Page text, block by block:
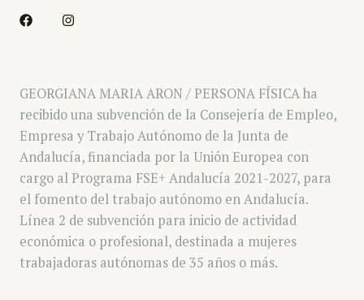
a
c
k
n
s
a
m
GEORGIANA MARIA ARON / PERSONA FÍSICA ha
recibido una subvención de la Consejería de Empleo,
Empresa y Trabajo Autónomo de la Junta de
Andalucía, financiada por la Unión Europea con
cargo al Programa FSE+ Andalucía 2021-2027, para
el fomento del trabajo autónomo en Andalucía.
Línea 2 de subvención para inicio de actividad
económica o profesional, destinada a mujeres
trabajadoras autónomas de 35 años o más.